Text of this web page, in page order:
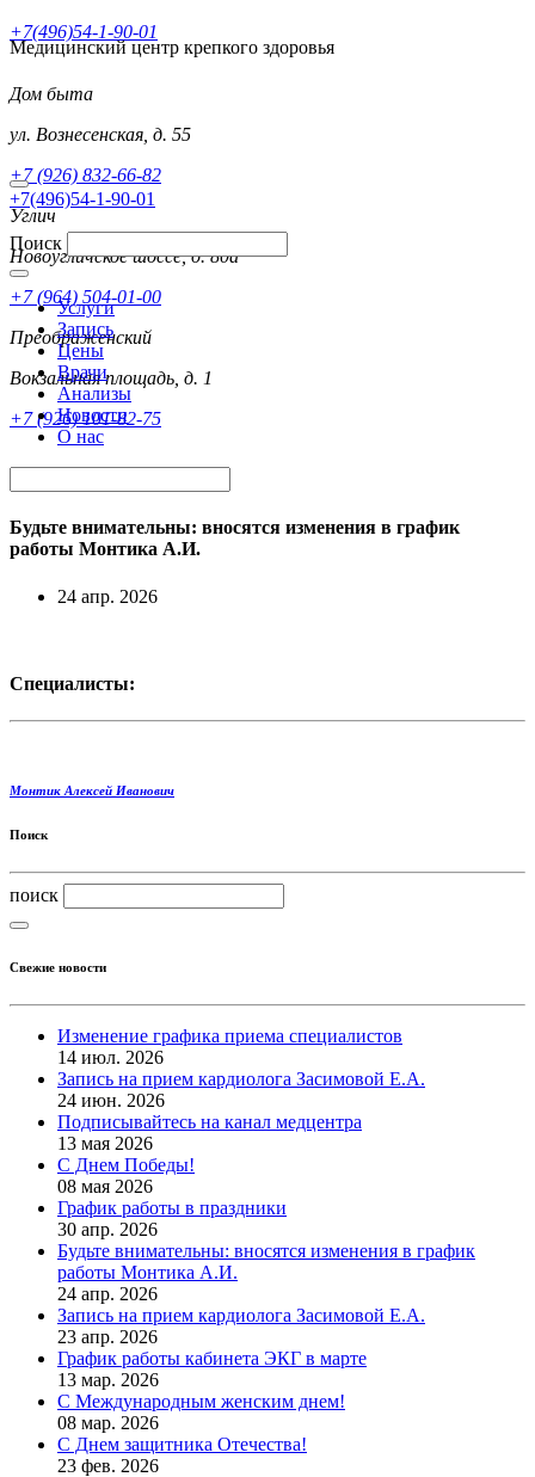
+7(496)54-1-90-01
Медицинский центр крепкого здоровья
Дом быта
ул. Вознесенская, д. 55
+7 (926) 832-66-82
Углич
Новоугличское шоссе, д. 80а
+7 (964) 504-01-00
Преображенский
Вокзальная площадь, д. 1
+7 (926) 101-82-75
+7(496)54-1-90-01
Поиск
Услуги
Запись
Цены
Врачи
Анализы
Новости
О нас
Будьте внимательны: вносятся изменения в график
работы Монтика А.И.
24 апр. 2026
Специалисты:
Монтик Алексей Иванович
Поиск
поиск
Свежие новости
Изменение графика приема специалистов
14 июл. 2026
Запись на прием кардиолога Засимовой Е.А.
24 июн. 2026
Подписывайтесь на канал медцентра
13 мая 2026
С Днем Победы!
08 мая 2026
График работы в праздники
30 апр. 2026
Будьте внимательны: вносятся изменения в график
работы Монтика А.И.
24 апр. 2026
Запись на прием кардиолога Засимовой Е.А.
23 апр. 2026
График работы кабинета ЭКГ в марте
13 мар. 2026
С Международным женским днем!
08 мар. 2026
С Днем защитника Отечества!
23 фев. 2026